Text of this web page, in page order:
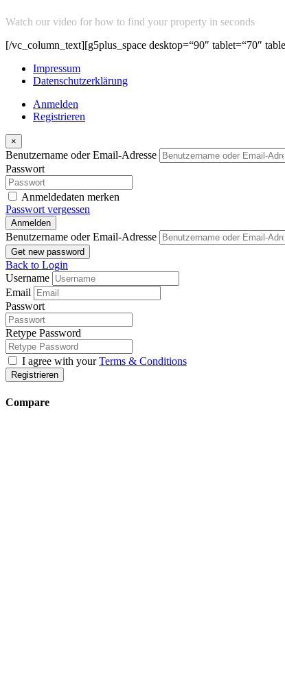
Watch our video for how to find your property in seconds
[/vc_column_text][g5plus_space desktop=“90″ tablet=“70″
Impressum
Datenschutzerklärung
Anmelden
Registrieren
×
Benutzername oder Email-Adresse
Passwort
Anmeldedaten merken
Passwort vergessen
Anmelden
Benutzername oder Email-Adresse
Get new password
Back to Login
Username
Email
Passwort
Retype Password
I agree with yourTerms & Conditions
Registrieren
Compare